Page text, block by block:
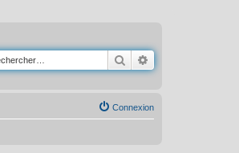
Rechercher
Connexion